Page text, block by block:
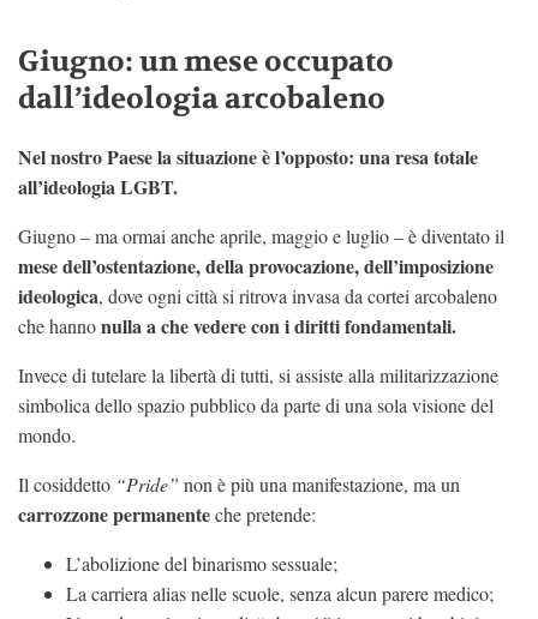
Giugno: un mese occupato
dall’ideologia arcobaleno
Nel nostro Paese la situazione è l’opposto: una resa totale
all’ideologia LGBT.
Giugno – ma ormai anche aprile, maggio e luglio – è diventato il
mese dell’ostentazione, della provocazione, dell’imposizione
ideologica, dove ogni città si ritrova invasa da cortei arcobaleno
che hannonulla a che vedere con i diritti fondamentali.
Invece di tutelare la libertà di tutti, si assiste alla militarizzazione
simbolica dello spazio pubblico da parte di una sola visione del
mondo.
Il cosiddetto “Pride” non è più una manifestazione, ma un
carrozzone permanenteche pretende:
L’abolizione del binarismo sessuale;
La carriera alias nelle scuole, senza alcun parere medico;